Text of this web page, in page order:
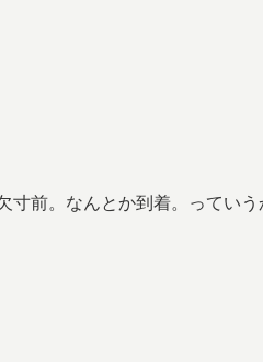
寸前。なんとか到着。ってい